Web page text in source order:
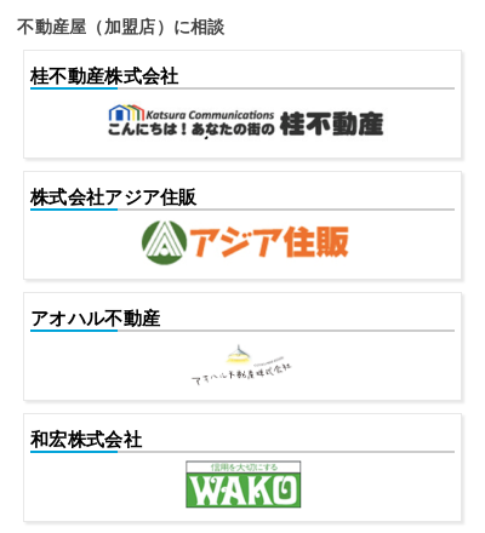
不動産屋（加盟店）に相談
桂不動産株式会社
株式会社アジア住販
アオハル不動産
和宏株式会社